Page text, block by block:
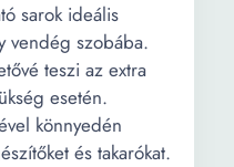
sarok ideális
vendég szobába.
teszi az extra
esetén.
könnyedén
és takarókat.